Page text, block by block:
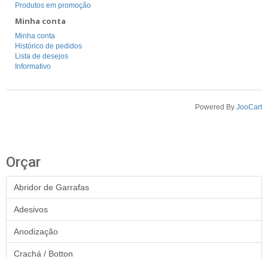
Produtos em promoção
Minha conta
Minha conta
Histórico de pedidos
Lista de desejos
Informativo
Powered By JooCart
Orçar
Abridor de Garrafas
Adesivos
Anodização
Crachá / Botton